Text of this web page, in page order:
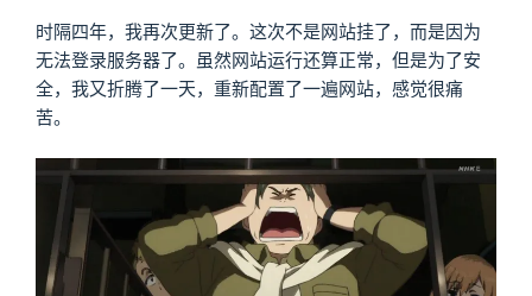
念”
时隔四年，我再次更新了。这次不是网站挂了，而是因为
无法登录服务器了。虽然网站运行还算正常，但是为了安
全，我又折腾了一天，重新配置了一遍网站，感觉很痛
苦。